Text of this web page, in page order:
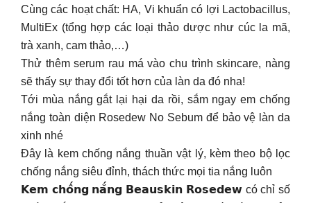
Cùng các hoạt chất: HA, Vi khuẩn có lợi Lactobacillus,
MultiEx (tổng hợp các loại thảo dược như cúc la mã,
trà xanh, cam thảo,…)
Thử thêm serum rau má vào chu trình skincare, nàng
sẽ thấy sự thay đổi tốt hơn của làn da đó nha!
Tới mùa nắng gắt lại hại da rồi, sắm ngay em chống
nắng toàn diện Rosedew No Sebum để bảo vệ làn da
xinh nhé
Đây là kem chống nắng thuần vật lý, kèm theo bộ lọc
chống nắng siêu đỉnh, thách thức mọi tia nắng luôn
𝗞𝗲𝗺 𝗰𝗵𝗼̂́𝗻𝗴 𝗻𝗮̆́𝗻𝗴 𝗕𝗲𝗮𝘂𝘀𝗸𝗶𝗻 𝗥𝗼𝘀𝗲𝗱𝗲𝘄 có chỉ số